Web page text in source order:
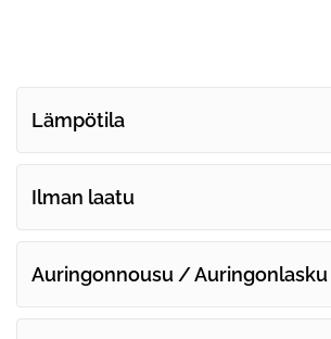
Lämpötila
Ilman laatu
Auringonnousu / Auringonlasku